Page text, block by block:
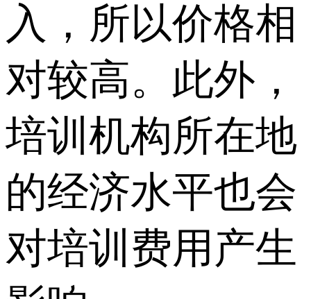
入，所以价格相
对较高。此外，
培训机构所在地
的经济水平也会
对培训费用产生